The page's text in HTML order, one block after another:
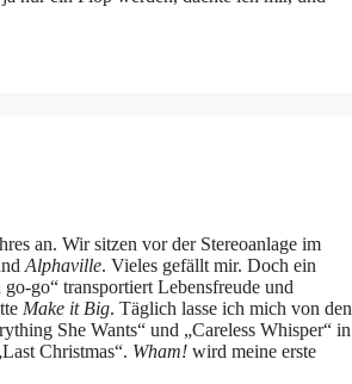
an. Wir sitzen vor der Stereoanlage im
Alphaville. Vieles gefällt mir. Doch ein
go“ transportiert Lebensfreude und
Make it Big. Täglich lasse ich mich von den
She Wants“ und „Careless Whisper“ in
Christmas“. Wham! wird meine erste